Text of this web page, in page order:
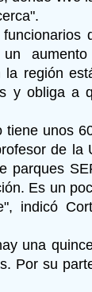
región
y obliga a
unos
de la
parques
Es un
indicó
una
Por su